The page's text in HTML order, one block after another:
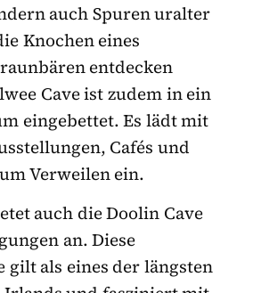
auch Spuren uralter
Knochen eines
entdecken
Cave ist zudem in ein
eingebettet. Es lädt mit
Cafés und
Verweilen ein.
auch die Doolin Cave
an. Diese
als eines der längsten